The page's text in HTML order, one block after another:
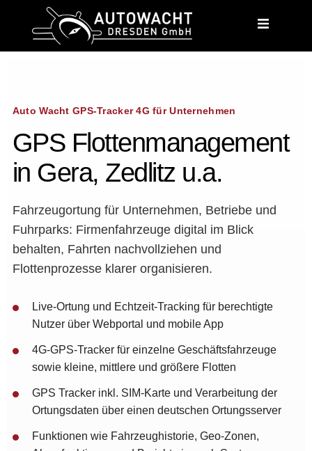
Auto Wacht GPS-Tracker 4G für Unternehmen
GPS Flottenmanagement
in Gera, Zedlitz u.a.
Fahrzeugortung für Unternehmen, Betriebe und
Fuhrparks: Firmenfahrzeuge digital im Blick
behalten, Fahrten nachvollziehen und
Flottenprozesse klarer organisieren.
Live-Ortung und Echtzeit-Tracking für berechtigte
Nutzer über Webportal und mobile App
4G-GPS-Tracker für einzelne Geschäftsfahrzeuge
sowie kleine, mittlere und größere Flotten
GPS Tracker inkl. SIM-Karte und Verarbeitung der
Ortungsdaten über einen deutschen Ortungsserver
Funktionen wie Fahrzeughistorie, Geo-Zonen,